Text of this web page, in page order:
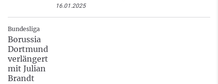
16.01.2025
Bundesliga
Borussia
Dortmund
verlängert
mit Julian
Brandt